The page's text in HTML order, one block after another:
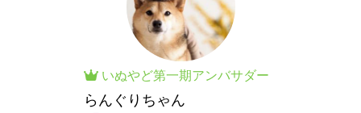
いぬやど第一期アンバサダー
らんぐりちゃん